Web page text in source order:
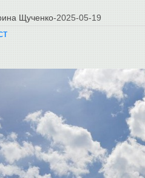
Щученко-2025-05-19